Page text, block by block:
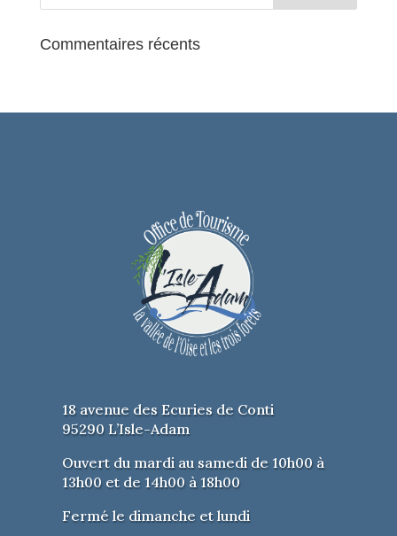
Commentaires récents
18 avenue des Ecuries de Conti
95290 L’Isle-Adam
Ouvert du mardi au samedi de 10h00 à
13h00 et de 14h00 à 18h00
Fermé le dimanche et lundi